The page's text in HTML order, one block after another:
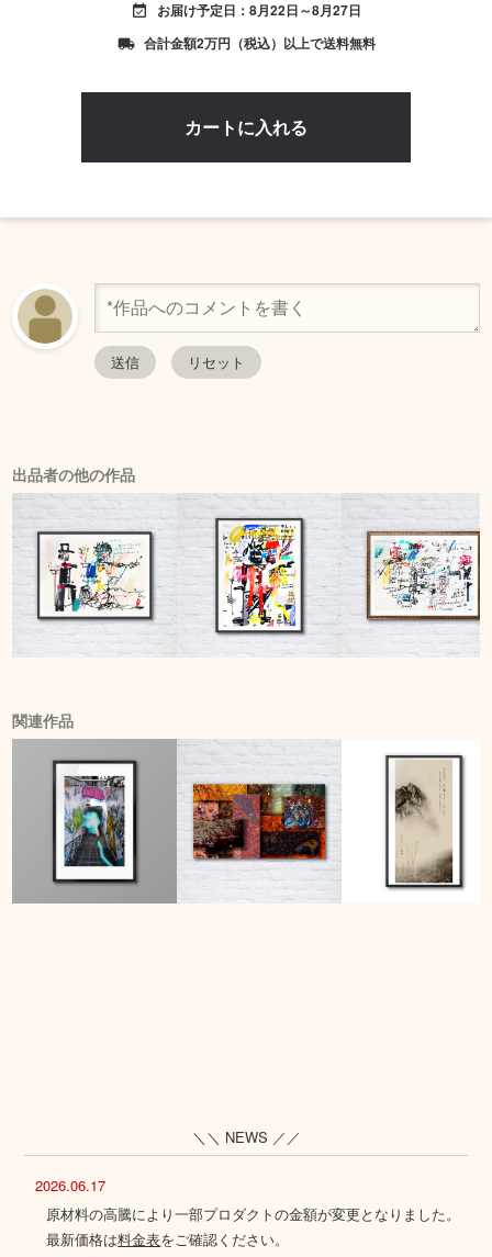
event_available お届け予定日：8月22日～8月27日
local_shipping 合計金額2万円（税込）以上で送料無料
出品者の他の作品
関連作品
＼＼ NEWS ／／
2026.06.17
原材料の高騰により一部プロダクトの金額が変更となりました。
最新価格は料金表をご確認ください。